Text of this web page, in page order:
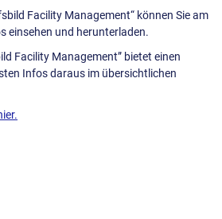
Facility Management“ können Sie am
einsehen und herunterladen.
Facility Management” bietet einen
Infos daraus im übersichtlichen